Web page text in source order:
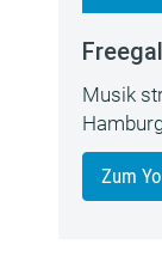
Musik
Zum